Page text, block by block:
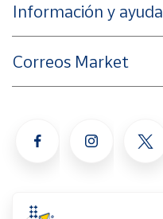
Información y ayuda
Correos Market